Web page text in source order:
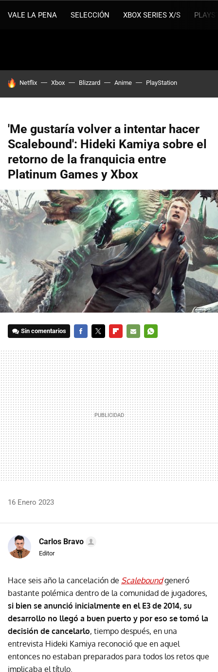
VALE LA PENA SELECCIÓN XBOX SERIES X/S
HOY SE HABLA DE
Netflix Xbox Blizzard Anime PlayStation
'Me gustaría volver a intentar hacer
Scalebound': Hideki Kamiya sobre el
retorno de la franquicia entre
Platinum Games y Xbox
Sin comentarios
MAIL
16 Enero 2023
Carlos Bravo
Editor
Hace seis año la cancelación de Scaleboundgeneró
bastante polémica dentro de la comunidad de jugadores,
si bien se anunció inicialmente en el E3 de 2014, su
desarrollo no llegó a buen puerto y por eso se tomó la
decisión de cancelarlo, tiempo después, en una
entrevista Hideki Kamiya reconoció que en aquel
entonces no estaban preparados para todos los retos que
implicaba el título.